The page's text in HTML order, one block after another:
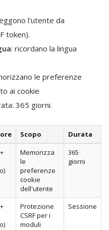
l'utente da
token).
: ricordano la lingua
le preferenze
ai cookie
365 giorni.
Scopo Durata
Memorizza
le
preferenze
cookie
dell'utente
365
giorni
Protezione
CSRF per i
moduli
Sessione